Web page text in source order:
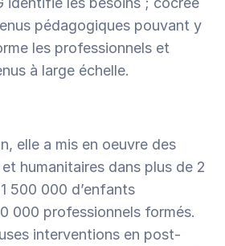
pédagogiques pouvant y
les professionnels et
à large échelle.
elle a mis en oeuvre des
humanitaires dans plus de 2
500 000 d’enfants
000 professionnels formés.
interventions en post-